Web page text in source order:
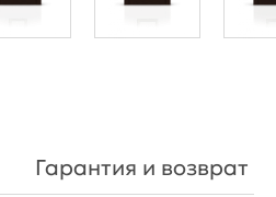
Гарантия и возврат